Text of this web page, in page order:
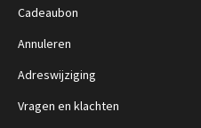
Cadeaubon
Annuleren
Adreswijziging
Vragen en klachten